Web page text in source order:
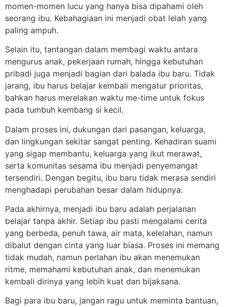
momen-momen lucu yang hanya bisa dipahami oleh
seorang ibu. Kebahagiaan ini menjadi obat lelah yang
paling ampuh.
Selain itu, tantangan dalam membagi waktu antara
mengurus anak, pekerjaan rumah, hingga kebutuhan
pribadi juga menjadi bagian dari balada ibu baru. Tidak
jarang, ibu harus belajar kembali mengatur prioritas,
bahkan harus merelakan waktu me-time untuk fokus
pada tumbuh kembang si kecil.
Dalam proses ini, dukungan dari pasangan, keluarga,
dan lingkungan sekitar sangat penting. Kehadiran suami
yang sigap membantu, keluarga yang ikut merawat,
serta komunitas sesama ibu menjadi penyemangat
tersendiri. Dengan begitu, ibu baru tidak merasa sendiri
menghadapi perubahan besar dalam hidupnya.
Pada akhirnya, menjadi ibu baru adalah perjalanan
belajar tanpa akhir. Setiap ibu pasti mengalami cerita
yang berbeda, penuh tawa, air mata, kelelahan, namun
dibalut dengan cinta yang luar biasa. Proses ini memang
tidak mudah, namun perlahan ibu akan menemukan
ritme, memahami kebutuhan anak, dan menemukan
kembali dirinya yang lebih kuat dan bijaksana.
Bagi para ibu baru, jangan ragu untuk meminta bantuan,